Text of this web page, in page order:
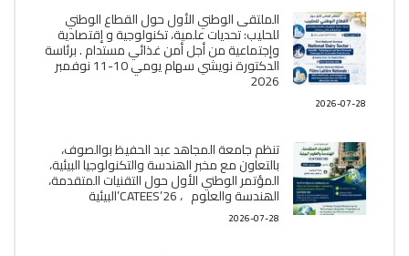
الملتقى الوطني الأول حول القطاع الوطني
للحليب: تحديات علمية، تكنولوجية و إقتصادية
وإجتماعية من أجل أمن غذائي مستدام . برئاسة
الدكتورة نويشي سهام يومي 10-11 نوفمبر
2026
2026-07-28
تنظم جامعة المجاهد عبد الحفيظ بوالصوف،
بالتعاون مع مخبر الھندسة والتكنولوجيا البیئیة،
المؤتمر الوطني الأول حول التقنيات المتقدمة،
الھندسة والعلوم ، CATEES’26’البیئية
2026-07-28